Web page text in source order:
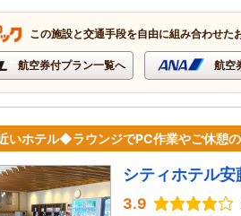
この施設と交通手段を自由に組み合わせた
航空券付プラン一覧へ 航空
いホテル◆ラウンジでPC作業やご休憩
シティホテル安
3.9